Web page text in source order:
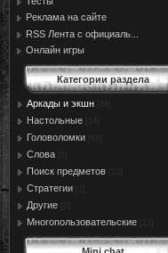
Реклама на сайте
RSS Лента с официаль...
Онлайн игры
Категории раздела
Аркады и экшн
Настольные
Головоломки
Слова
Поиск предметов
Стратегии
Другие
Многопользовательские